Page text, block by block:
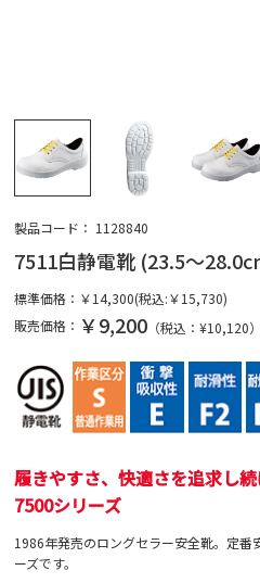
製品コード： 1128840
7511白静電靴 (23.5～
標準価格： ￥14,300(税込:￥15,730)
販売価格： ￥9,200 （税込：¥10,120）
履きやすさ、快適さを追求し
7500シリーズ
1986年発売のロングセラー安全靴。定番
ーズです。